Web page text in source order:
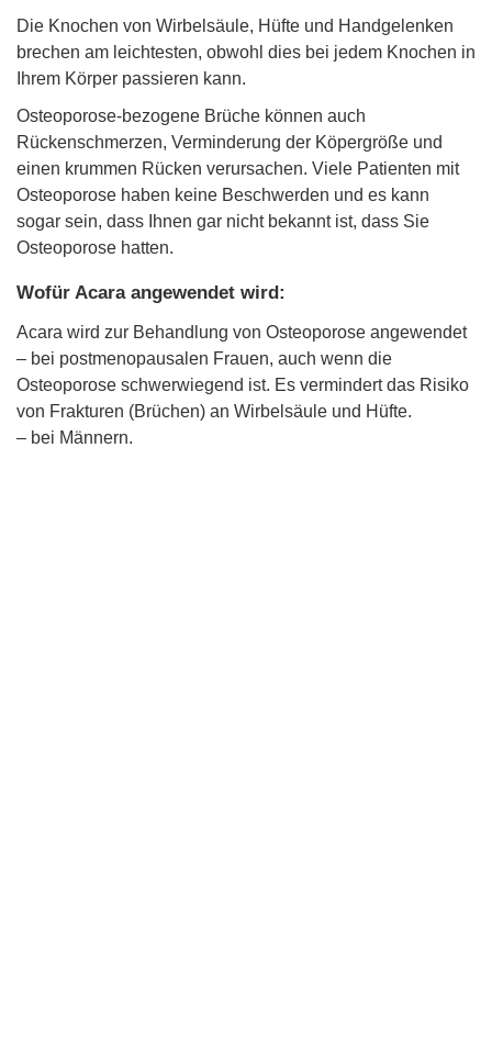
Die Knochen von Wirbelsäule, Hüfte und Handgelenken
brechen am leichtesten, obwohl dies bei jedem Knochen in
Ihrem Körper passieren kann.
Osteoporose-bezogene Brüche können auch
Rückenschmerzen, Verminderung der Köpergröße und
einen krummen Rücken verursachen. Viele Patienten mit
Osteoporose haben keine Beschwerden und es kann
sogar sein, dass Ihnen gar nicht bekannt ist, dass Sie
Osteoporose hatten.
Wofür Acara angewendet wird:
Acara wird zur Behandlung von Osteoporose angewendet
– bei postmenopausalen Frauen, auch wenn die
Osteoporose schwerwiegend ist. Es vermindert das Risiko
von Frakturen (Brüchen) an Wirbelsäule und Hüfte.
– bei Männern.